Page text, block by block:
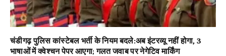
चंडीगढ़ पुलिस कांस्टेबल भर्ती के नियम बदले:अब इंटरव्यू नहीं होगा, 3
भाषाओं में क्वेश्चन पेपर आएगा; गलत जवाब पर नेगेटिव मार्किंग